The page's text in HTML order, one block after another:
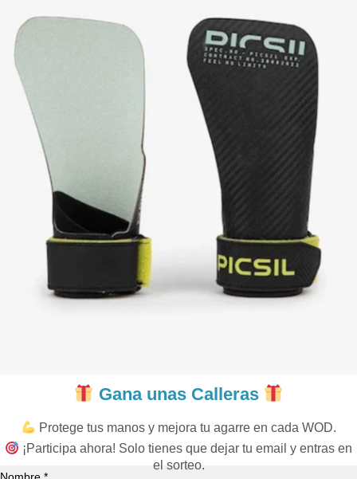
Gana unas Calleras
Protege tus manos y mejora tu agarre en cada WOD.
¡Participa ahora! Solo tienes que dejar tu email y entras en
el sorteo.